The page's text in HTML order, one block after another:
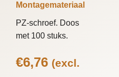
Montagemateriaal
PZ-schroef. Doos
met 100 stuks.
€6,76 (excl.